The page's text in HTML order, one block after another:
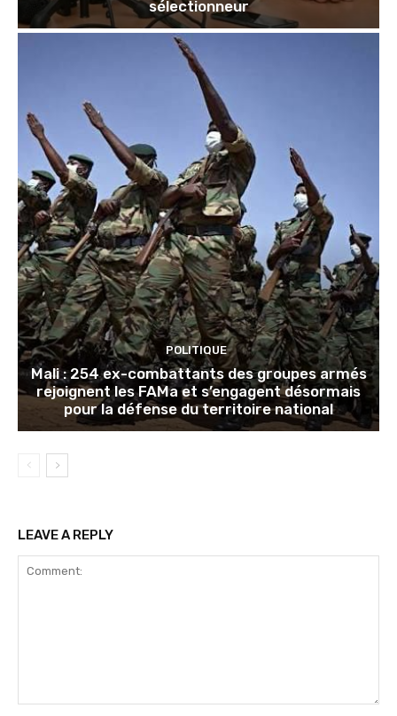
sélectionneur
POLITIQUE
Mali : 254 ex-combattants des groupes armés
rejoignent les FAMa et s’engagent désormais
pour la défense du territoire national
LEAVE A REPLY